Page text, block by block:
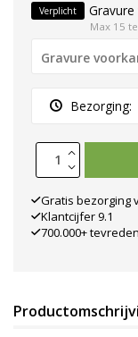
Verplicht
Max 15
Bezorging:
Gratis bezorging
Klantcijfer 9.1
700.000+